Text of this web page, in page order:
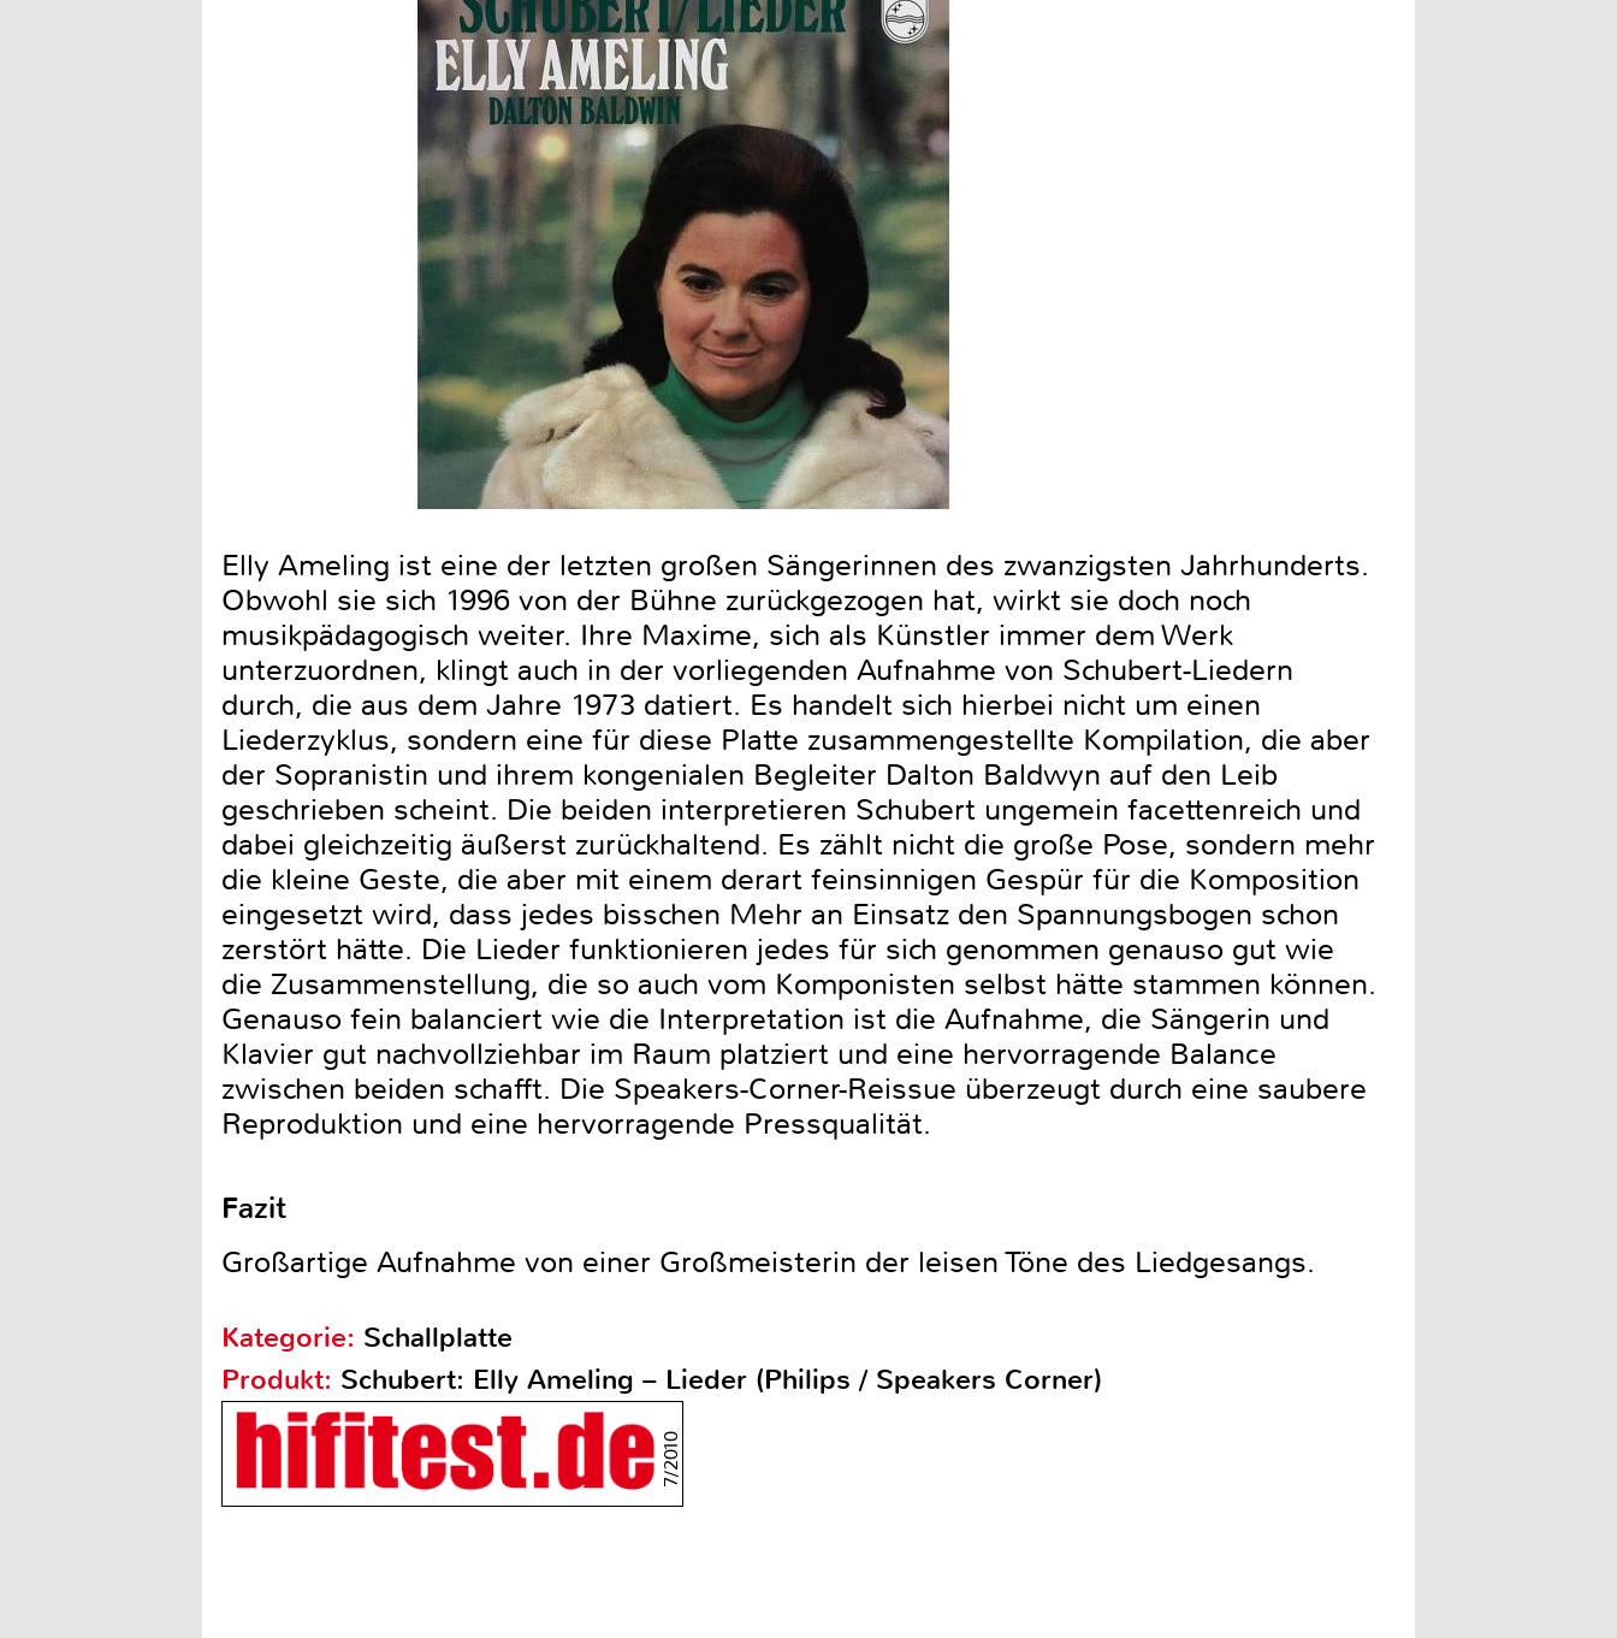
Elly Ameling ist eine der letzten großen Sängerinnen des zwanzigsten Jahrhunderts.
Obwohl sie sich 1996 von der Bühne zurückgezogen hat, wirkt sie doch noch
musikpädagogisch weiter. Ihre Maxime, sich als Künstler immer dem Werk
unterzuordnen, klingt auch in der vorliegenden Aufnahme von Schubert-Liedern
durch, die aus dem Jahre 1973 datiert. Es handelt sich hierbei nicht um einen
Liederzyklus, sondern eine für diese Platte zusammengestellte Kompilation, die aber
der Sopranistin und ihrem kongenialen Begleiter Dalton Baldwyn auf den Leib
geschrieben scheint. Die beiden interpretieren Schubert ungemein facettenreich und
dabei gleichzeitig äußerst zurückhaltend. Es zählt nicht die große Pose, sondern mehr
die kleine Geste, die aber mit einem derart feinsinnigen Gespür für die Komposition
eingesetzt wird, dass jedes bisschen Mehr an Einsatz den Spannungsbogen schon
zerstört hätte. Die Lieder funktionieren jedes für sich genommen genauso gut wie
die Zusammenstellung, die so auch vom Komponisten selbst hätte stammen können.
Genauso fein balanciert wie die Interpretation ist die Aufnahme, die Sängerin und
Klavier gut nachvollziehbar im Raum platziert und eine hervorragende Balance
zwischen beiden schafft. Die Speakers-Corner-Reissue überzeugt durch eine saubere
Reproduktion und eine hervorragende Pressqualität.
Fazit
Großartige Aufnahme von einer Großmeisterin der leisen Töne des Liedgesangs.
Kategorie: Schallplatte
Produkt: Schubert: Elly Ameling – Lieder (Philips / Speakers Corner)
7/2010